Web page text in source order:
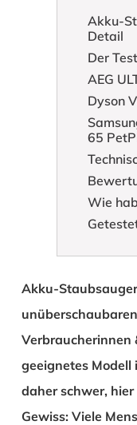
Akku-
Detail
Der
AEG
Dyson
65
Wie
Akku-
Verbraucherinnen
geeignetes Modell
daher schwer,
Gewiss: Viele